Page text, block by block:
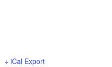
+ iCal Export